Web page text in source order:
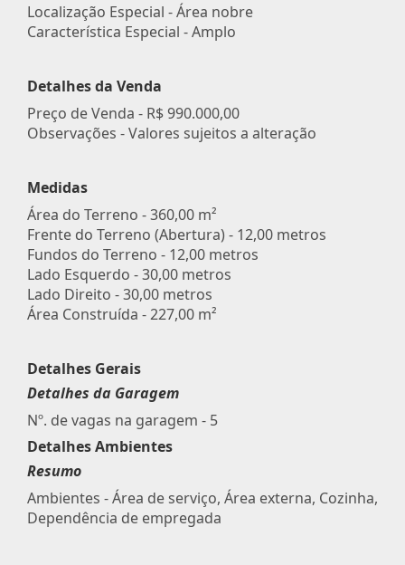
Localização Especial - Área nobre
Característica Especial - Amplo
Detalhes da Venda
Preço de Venda - R$ 990.000,00
Observações - Valores sujeitos a alteração
Medidas
Área do Terreno - 360,00 m²
Frente do Terreno (Abertura) - 12,00 metros
Fundos do Terreno - 12,00 metros
Lado Esquerdo - 30,00 metros
Lado Direito - 30,00 metros
Área Construída - 227,00 m²
Detalhes Gerais
Detalhes da Garagem
Nº. de vagas na garagem - 5
Detalhes Ambientes
Resumo
Ambientes - Área de serviço, Área externa, Cozinha,
Dependência de empregada